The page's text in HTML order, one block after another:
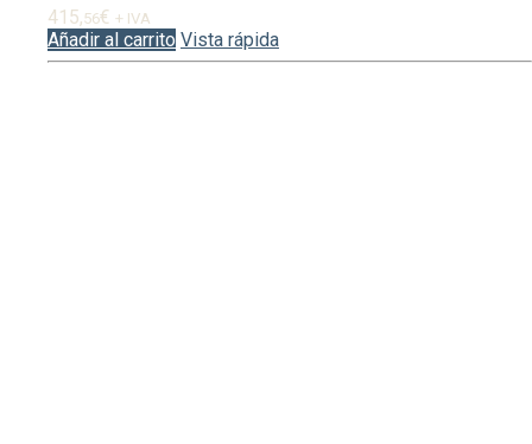
415,56€ + IVA
Añadir al carrito Vista rápida